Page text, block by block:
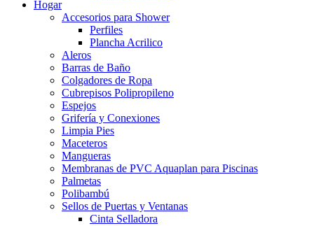
Hogar
Accesorios para Shower
Perfiles
Plancha Acrilico
Aleros
Barras de Baño
Colgadores de Ropa
Cubrepisos Polipropileno
Espejos
Grifería y Conexiones
Limpia Pies
Maceteros
Mangueras
Membranas de PVC Aquaplan para Piscinas
Palmetas
Polibambú
Sellos de Puertas y Ventanas
Cinta Selladora